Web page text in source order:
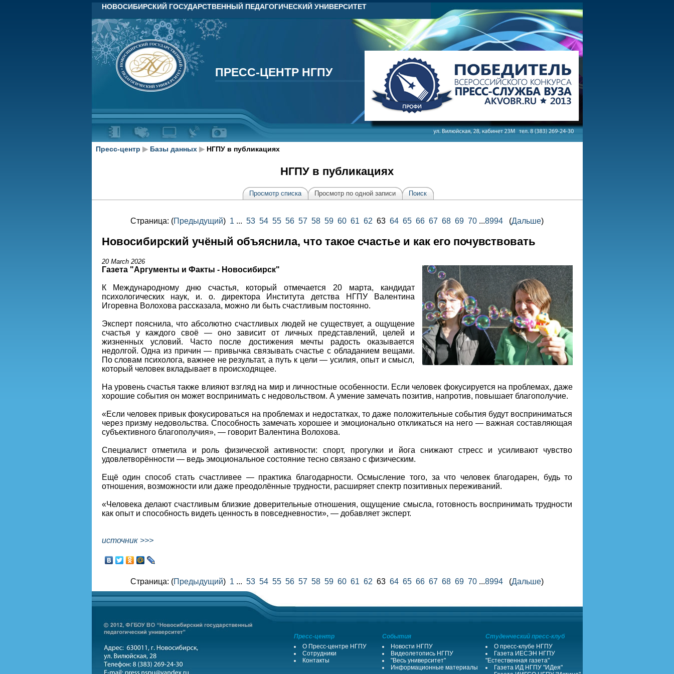
НОВОСИБИРСКИЙ ГОСУДАРСТВЕННЫЙ ПЕДАГОГИЧЕСКИЙ УНИВЕРСИТЕТ
ПРЕСС-ЦЕНТР НГПУ
ПРЕСС-ЦЕНТР НГПУ
Пресс-центр ▶ Базы данных ▶НГПУ в публикациях
НГПУ в публикациях
Просмотр списка Просмотр по одной записи Поиск
Страница: (Предыдущий) 1 ... 53 54 55 56 57 58 59 60 61 62 63 64 65 66 67 68 69 70 ...8994 (Дальше)
Новосибирский учёный объяснила, что такое счастье и как его почувствовать
20 March 2026
Газета "Аргументы и Факты - Новосибирск"
К Международному дню счастья, который отмечается 20 марта, кандидат
психологических наук, и. о. директора Института детства НГПУ Валентина
Игоревна Волохова рассказала, можно ли быть счастливым постоянно.
Эксперт пояснила, что абсолютно счастливых людей не существует, а ощущение
счастья у каждого своё — оно зависит от личных представлений, целей и
жизненных условий. Часто после достижения мечты радость оказывается
недолгой. Одна из причин — привычка связывать счастье с обладанием вещами.
По словам психолога, важнее не результат, а путь к цели — усилия, опыт и смысл,
который человек вкладывает в происходящее.
На уровень счастья также влияют взгляд на мир и личностные особенности. Если человек фокусируется на проблемах, даже
хорошие события он может воспринимать с недовольством. А умение замечать позитив, напротив, повышает благополучие.
«Если человек привык фокусироваться на проблемах и недостатках, то даже положительные события будут восприниматься
через призму недовольства. Способность замечать хорошее и эмоционально откликаться на него — важная составляющая
субъективного благополучия», — говорит Валентина Волохова.
Специалист отметила и роль физической активности: спорт, прогулки и йога снижают стресс и усиливают чувство
удовлетворённости — ведь эмоциональное состояние тесно связано с физическим.
Ещё один способ стать счастливее — практика благодарности. Осмысление того, за что человек благодарен, будь то
отношения, возможности или даже преодолённые трудности, расширяет спектр позитивных переживаний.
«Человека делают счастливым близкие доверительные отношения, ощущение смысла, готовность воспринимать трудности
как опыт и способность видеть ценность в повседневности», — добавляет эксперт.
источник >>>
Страница: (Предыдущий) 1 ... 53 54 55 56 57 58 59 60 61 62 63 64 65 66 67 68 69 70 ...8994 (Дальше)
Пресс-центр События
Студенческий пресс-клуб
О Пресс-центре НГПУ
Сотрудники
Контакты
Новости НГПУ
Видеолетопись НГПУ
"Весь университет"
Информационные материалы
О пресс-клубе НГПУ
Газета ИЕСЭН НГПУ
"Естественная газета"
Газета ИД НГПУ "ИДея"